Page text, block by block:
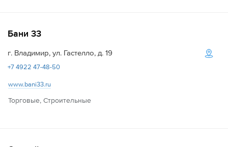
Бани 33
г. Владимир, ул. Гастелло, д. 19
+7 4922 47-48-50
www.bani33.ru
Торговые, Строительные